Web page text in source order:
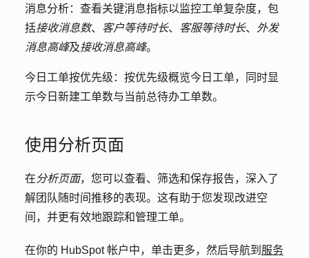
消息分析：查看关键消息指标以监控工单复杂度，包
括接收消息数、 客户等待时长、 客服等待时长、
外发
消息高峰及接收消息高峰。
今日工单按优先级 ：按优先级概览今日工单，同时显
示今日新建工单数与当前总待办工单数。
使用分析页面
在分析页面，您可以查看、筛选和保存报告，深入了
解团队随时间推移的表现。这有助于您发现改进空
间，并更有效地跟踪和管理工单。
在你的 HubSpot 帐户中，单击更多，然后导航到 服务